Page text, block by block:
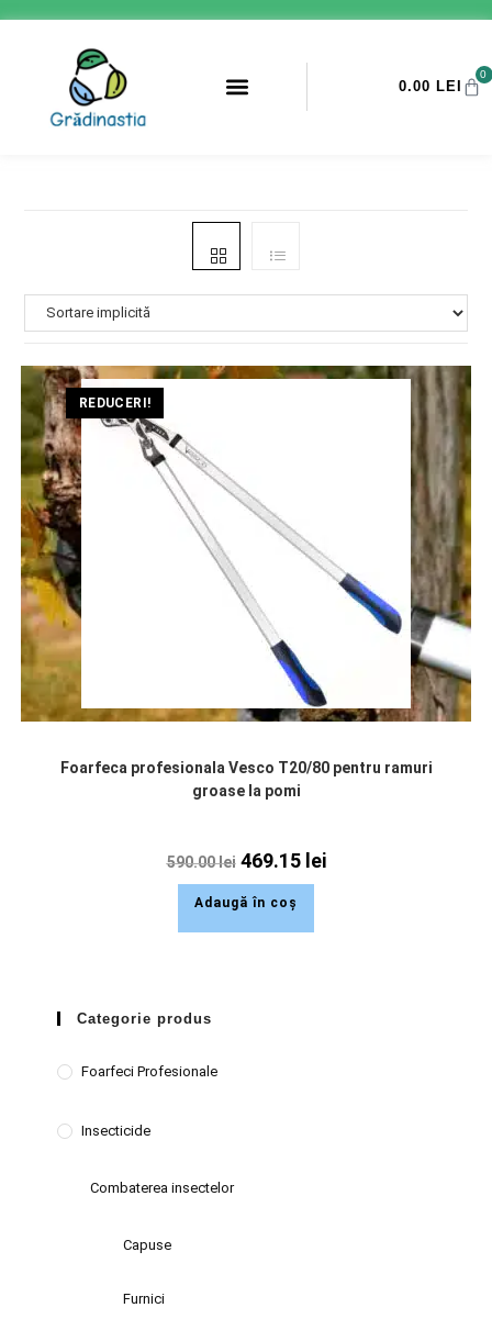
0.00 LEI
0
REDUCERI!
Foarfeca profesionala Vesco T20/80 pentru ramuri
groase la pomi
590.00lei 469.15 lei
Adaugă în coș
Categorie produs
Foarfeci Profesionale
Insecticide
Combaterea insectelor
Capuse
Furnici